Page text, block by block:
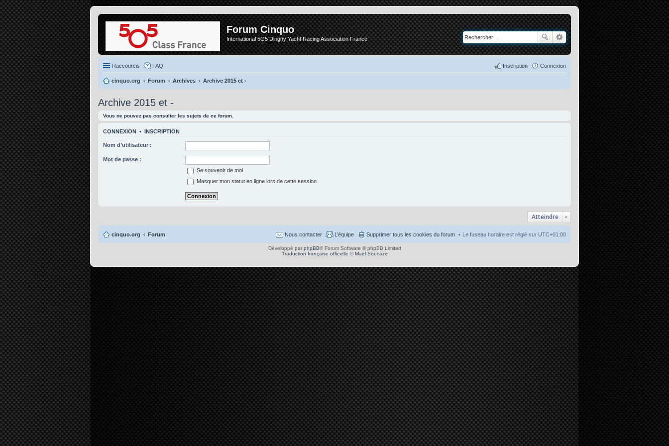
Forum Cinquo
International 5O5 Dinghy Yacht Racing Association France
Raccourcis FAQ Connexion
Inscription
cinquo.org Forum Archives Archive 2015 et -
Archive 2015 et -
Vous ne pouvez pas consulter les sujets de ce forum.
CONNEXION • INSCRIPTION
Nom d’utilisateur :
Mot de passe :
Se souvenir de moi
Masquer mon statut en ligne lors de cette session
Atteindre
cinquo.org Forum Le fuseau horaire est réglé sur UTC+01:00
Supprimer tous les cookies du forum
L’équipe
Nous contacter
Développé par phpBB® Forum Software © phpBB Limited
Traduction française officielle ©Maël Soucaze